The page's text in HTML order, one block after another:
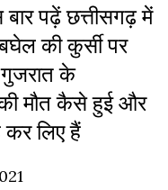
पढ़ें छत्तीसगढ़ में
की कुर्सी पर
के
की मौत कैसे हुई और
लिए हैं